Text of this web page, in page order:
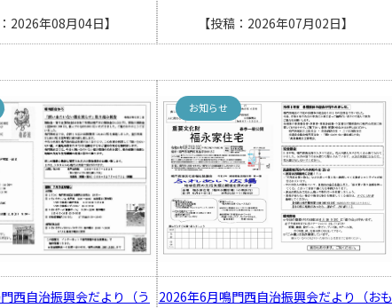
2026年08月04日】 【投稿：2026年07月02日】
西自治振興会だより（う
お知らせ
2026年6月鳴門西自治振興会だより（おも